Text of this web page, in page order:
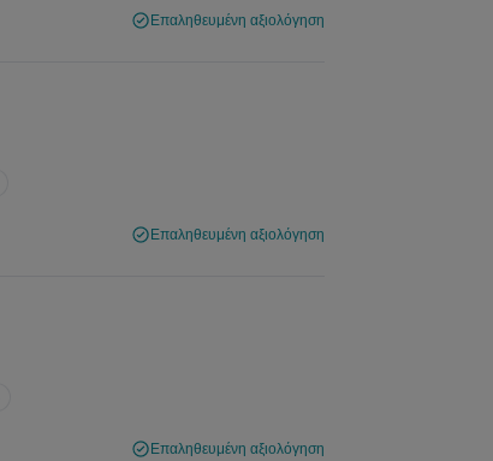
Επαληθευμένη αξιολόγηση
Επαληθευμένη αξιολόγηση
Επαληθευμένη αξιολόγηση